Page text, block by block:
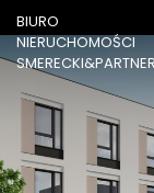
BIURO
NIERUCHOMOŚCI